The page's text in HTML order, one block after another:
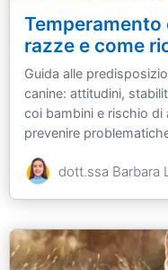
razze e come
Guida alle
canine: attitudini,
coi bambini e rischio di
prevenire
dott.ssa Barbara